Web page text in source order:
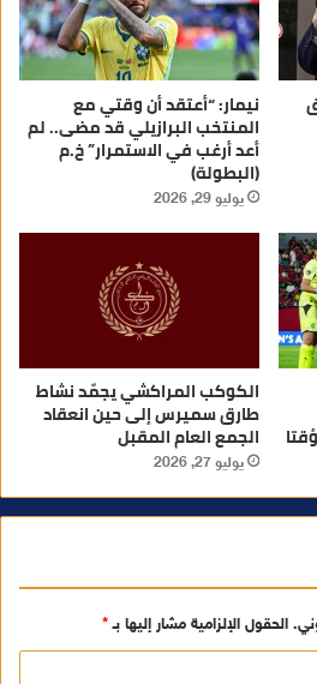
نيمار: “أعتقد أن وقتي مع
المنتخب البرازيلي قد مضى.. لم
أعد أرغب في الاستمرار” خ.م
(البطولة)
يوليو 29, 2026
الكوكب المراكشي يجمّد نشاط
طارق سميرس إلى حين انعقاد
الجمع العام المقبل
يوليو 27, 2026
الحقول الإلزامية مشار إليها بـ*